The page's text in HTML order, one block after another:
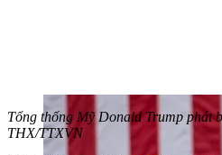
Tổng thống Mỹ Donald Trump phát
THX/TTXVN